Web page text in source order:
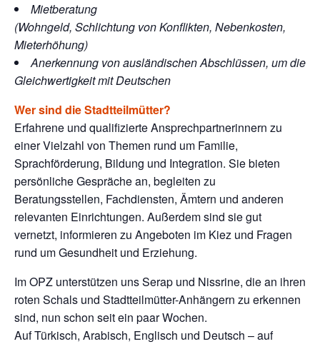
Mietberatung
(Wohngeld, Schlichtung von Konflikten, Nebenkosten,
Mieterhöhung)
Anerkennung von ausländischen Abschlüssen, um die
Gleichwertigkeit mit Deutschen
Wer sind die Stadtteilmütter?
Erfahrene und qualifizierte Ansprechpartnerinnern zu
einer Vielzahl von Themen rund um Familie,
Sprachförderung, Bildung und Integration. Sie bieten
persönliche Gespräche an, begleiten zu
Beratungsstellen, Fachdiensten, Ämtern und anderen
relevanten Einrichtungen. Außerdem sind sie gut
vernetzt, informieren zu Angeboten im Kiez und Fragen
rund um Gesundheit und Erziehung.
Im OPZ unterstützen uns Serap und Nissrine, die an ihren
roten Schals und Stadtteilmütter-Anhängern zu erkennen
sind, nun schon seit ein paar Wochen.
Auf Türkisch, Arabisch, Englisch und Deutsch – auf